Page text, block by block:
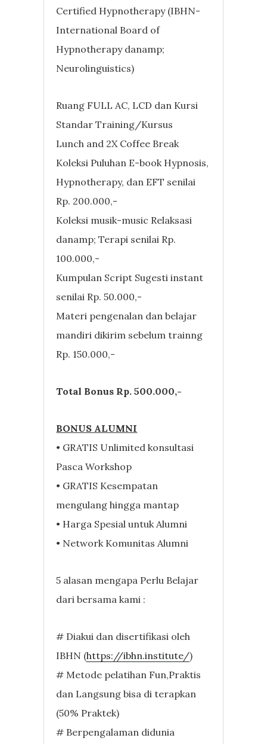
Certified Hypnotherapy (IBHN-
International Board of
Hypnotherapy danamp;
Neurolinguistics)
Ruang FULL AC, LCD dan Kursi
Standar Training/Kursus
Lunch and 2X Coffee Break
Koleksi Puluhan E-book Hypnosis,
Hypnotherapy, dan EFT senilai
Rp. 200.000,-
Koleksi musik-music Relaksasi
danamp; Terapi senilai Rp.
100.000,-
Kumpulan Script Sugesti instant
senilai Rp. 50.000,-
Materi pengenalan dan belajar
mandiri dikirim sebelum trainng
Rp. 150.000,-
Total Bonus Rp. 500.000,-
BONUS ALUMNI
• GRATIS Unlimited konsultasi
Pasca Workshop
• GRATIS Kesempatan
mengulang hingga mantap
• Harga Spesial untuk Alumni
• Network Komunitas Alumni
5 alasan mengapa Perlu Belajar
dari bersama kami :
# Diakui dan disertifikasi oleh
IBHN (https://ibhn.institute/)
# Metode pelatihan Fun,Praktis
dan Langsung bisa di terapkan
(50% Praktek)
# Berpengalaman didunia